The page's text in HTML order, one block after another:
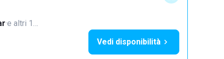
·e altri 1…
Vedi disponibilità